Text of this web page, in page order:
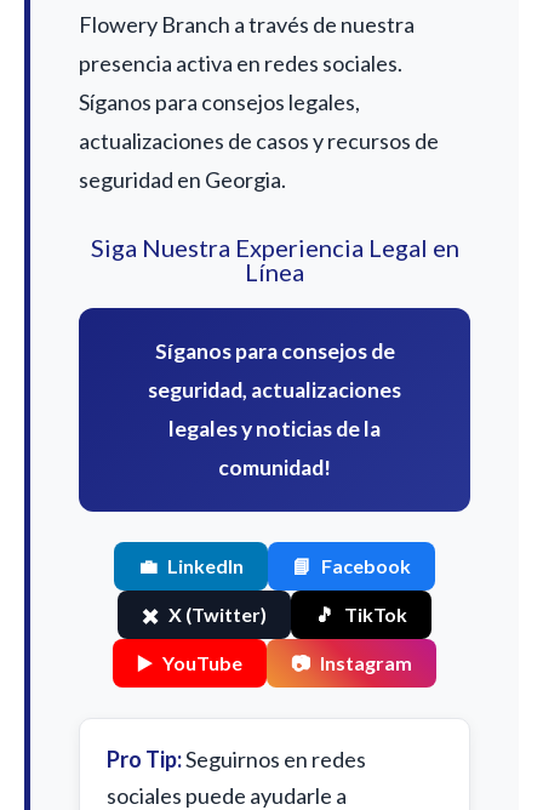
Flowery Branch a través de nuestra
presencia activa en redes sociales.
Síganos para consejos legales,
actualizaciones de casos y recursos de
seguridad en Georgia.
Siga Nuestra Experiencia Legal en
Línea
Síganos para consejos de
seguridad, actualizaciones
legales y noticias de la
comunidad!
💼 LinkedIn 📘 Facebook
✖️ X (Twitter) 🎵 TikTok
▶️ YouTube 📷 Instagram
Pro Tip:Seguirnos en redes
sociales puede ayudarle a